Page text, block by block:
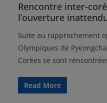
Rencontre inter-
l’ouverture
Suite au rapprochement
Olympiques de
Corées se sont
Read More